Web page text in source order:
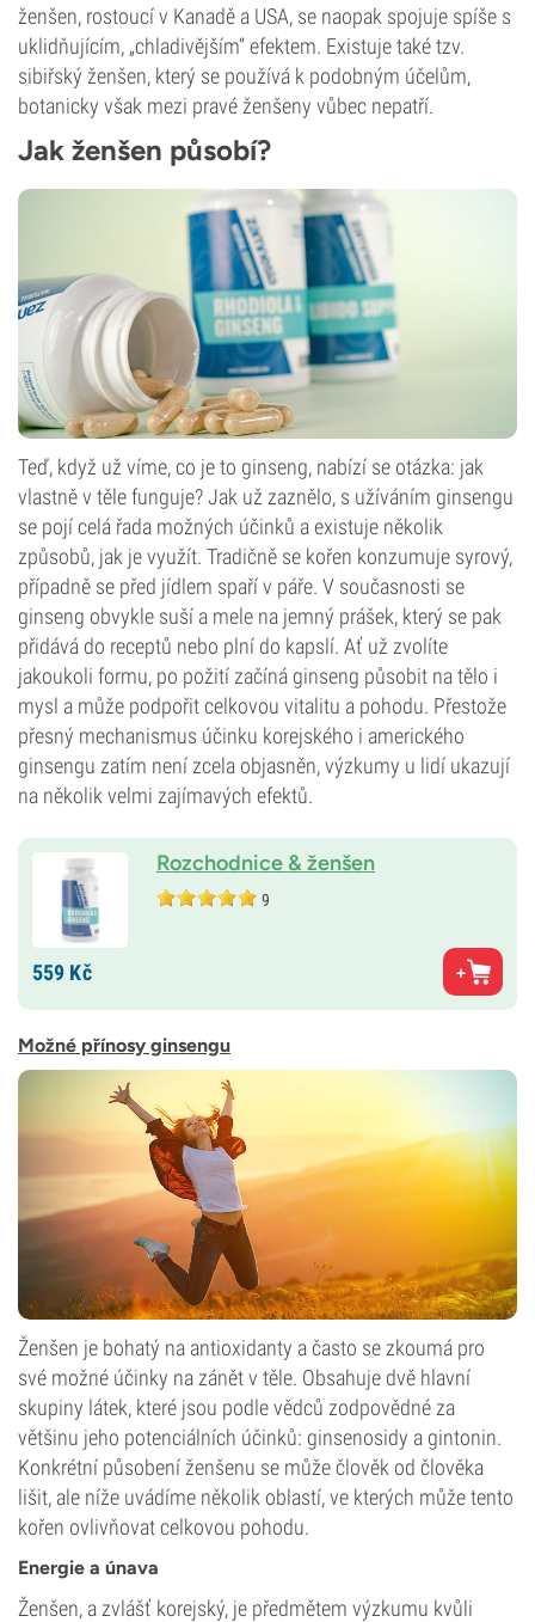
ženšen, rostoucí v Kanadě a USA, se naopak spojuje spíše s
uklidňujícím, „chladivějším“ efektem. Existuje také tzv.
sibiřský ženšen, který se používá k podobným účelům,
botanicky však mezi pravé ženšeny vůbec nepatří.
Jak ženšen působí?
Teď, když už víme, co je to ginseng, nabízí se otázka: jak
vlastně v těle funguje? Jak už zaznělo, s užíváním ginsengu
se pojí celá řada možných účinků a existuje několik
způsobů, jak je využít. Tradičně se kořen konzumuje syrový,
případně se před jídlem spaří v páře. V současnosti se
ginseng obvykle suší a mele na jemný prášek, který se pak
přidává do receptů nebo plní do kapslí. Ať už zvolíte
jakoukoli formu, po požití začíná ginseng působit na tělo i
mysl a může podpořit celkovou vitalitu a pohodu. Přestože
přesný mechanismus účinku korejského i amerického
ginsengu zatím není zcela objasněn, výzkumy u lidí ukazují
na několik velmi zajímavých efektů.
Rozchodnice & ženšen
9
559 Kč
Možné přínosy ginsengu
Ženšen je bohatý na antioxidanty a často se zkoumá pro
své možné účinky na zánět v těle. Obsahuje dvě hlavní
skupiny látek, které jsou podle vědců zodpovědné za
většinu jeho potenciálních účinků: ginsenosidy a gintonin.
Konkrétní působení ženšenu se může člověk od člověka
lišit, ale níže uvádíme několik oblastí, ve kterých může tento
kořen ovlivňovat celkovou pohodu.
Energie a únava
Ženšen, a zvlášť korejský, je předmětem výzkumu kvůli